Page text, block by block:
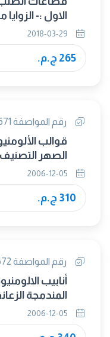
الاول :- الزوايا متساوية الاضلاع
265 ج.م.
رقم المواصفة 5671 / 2006
الصهر التصنيف والتركيب
310 ج.م.
رقم المواصفة 5672 / 2006
أنابيب
المندمجة
المكثفات